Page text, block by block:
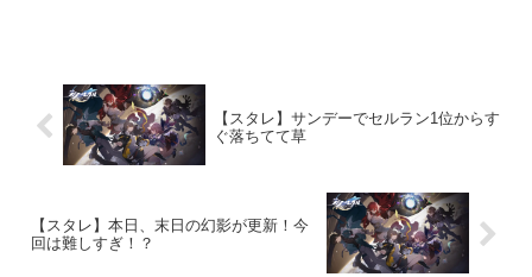
【スタレ】サンデーでセルラン1位からす
ぐ落ちてて草
【スタレ】本日、末日の幻影が更新！今
回は難しすぎ！？